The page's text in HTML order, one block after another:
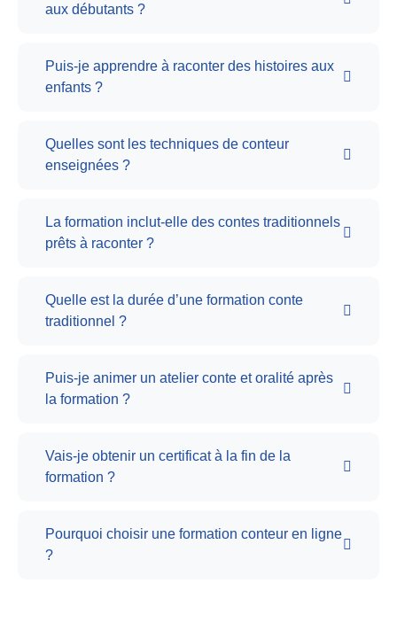
aux débutants ?
Puis-je apprendre à raconter des histoires aux
enfants ?
Quelles sont les techniques de conteur
enseignées ?
La formation inclut-elle des contes traditionnels
prêts à raconter ?
Quelle est la durée d’une formation conte
traditionnel ?
Puis-je animer un atelier conte et oralité après
la formation ?
Vais-je obtenir un certificat à la fin de la
formation ?
Pourquoi choisir une formation conteur en ligne
?